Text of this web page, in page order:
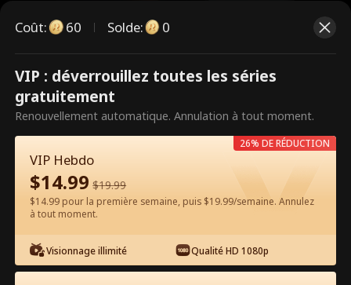
Ce sont des épisodes payants.
Débloquez pour regarder.
60 Débloquer maintenant
Coût: 60 Solde: 0
VIP : déverrouillez toutes les séries
gratuitement
Renouvellement automatique. Annulation à tout moment.
VIP Hebdo
$14.99 $19.99
$14.99 pour la première semaine, puis $19.99/semaine. Annulez
à tout moment.
Visionnage illimité Qualité HD 1080p
26% DE RÉDUCTION